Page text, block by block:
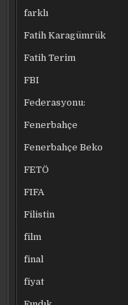
farklı
Fatih Karagümrük
Fatih Terim
FBI
Federasyonu:
Fenerbahçe
Fenerbahçe Beko
FETÖ
FIFA
Filistin
film
final
fiyat